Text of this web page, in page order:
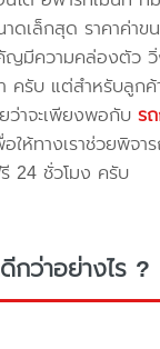
ดเล็กสุด ราคาค่าข
ญมีความคล่องตัว
ครับ แต่สำหรับลูกค้
ว่าจะเพียงพอกับร
ให้ทางเราช่วยพิจา
24 ชั่วโมง ครับ
กว่าอย่างไร ?